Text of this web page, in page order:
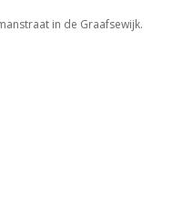
in de Graafsewijk.